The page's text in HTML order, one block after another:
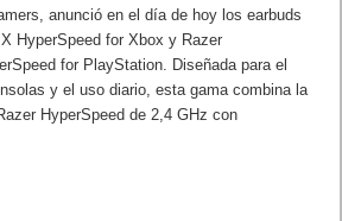
anunció en el día de hoy los earbuds
HyperSpeed for Xbox y Razer
for PlayStation. Diseñada para el
y el uso diario, esta gama combina la
HyperSpeed ​​de 2,4 GHz con